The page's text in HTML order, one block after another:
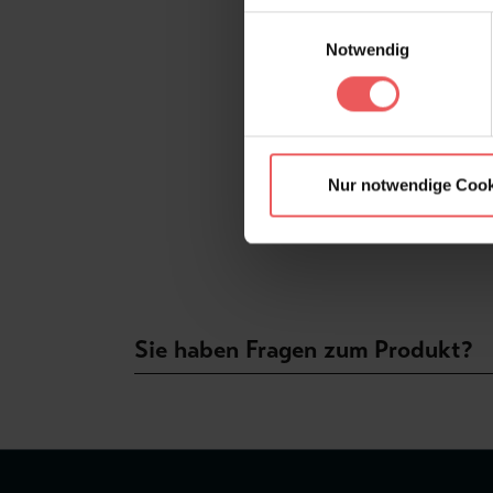
Notwendig
Nur notwendige
Sie haben Fragen zum Produkt?